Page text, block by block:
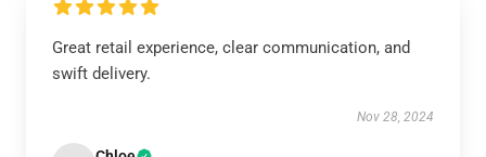
Great retail experience, clear communication, and
swift delivery.
Nov 28, 2024